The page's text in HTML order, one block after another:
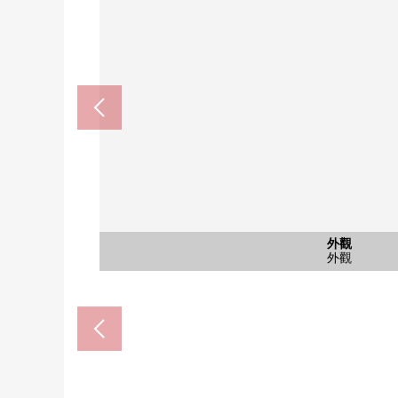
外觀
外觀
外觀
外觀
外觀
外觀
停車場
停車場
停車場
停車場
含有前面道路的外觀
前面道路
MEGA唐·吉柯德綾瀨商店(
食物一綾瀨商店(約
eibii綾瀨商店(約540m)
7-Eleven綾瀨寺尾中的1丁目商
Create Ｓ·Ｄ綾瀨大上店(約
綾瀨寺尾郵局(約1160m)
市川醫院(約610m)
綾瀨市立寺尾小學(約
綾瀨市立綾北中學(約